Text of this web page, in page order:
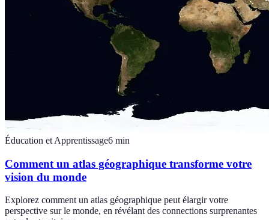
Éducation et Apprentissage6 min
Comment un atlas géographique transforme votre
vision du monde
Explorez comment un atlas géographique peut élargir votre
perspective sur le monde, en révélant des connections surprenantes